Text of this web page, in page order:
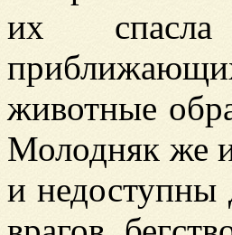
их спасла
животные
Молодняк же
и недоступны